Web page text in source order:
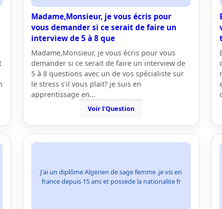
Madame,Monsieur, je vous écris pour
vous demander si ce serait de faire un
interview de 5 à 8 que
Madame,Monsieur, je vous écris pour vous
demander si ce serait de faire un interview de
5 à 8 questions avec un de vos spécialiste sur
le stress s'il vous plait? je suis en
apprentissage en…
Voir l'Question
J'ai un diplôme Algerien de sage femme .je vis en
france depuis 15 ans et possede la nationalite fr